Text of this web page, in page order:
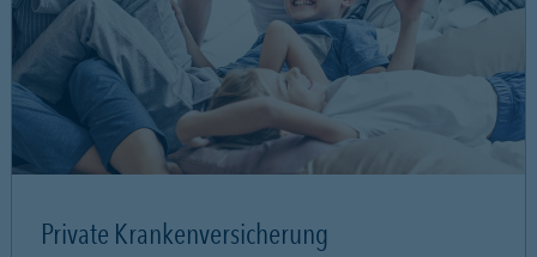
Private Krankenversicherung